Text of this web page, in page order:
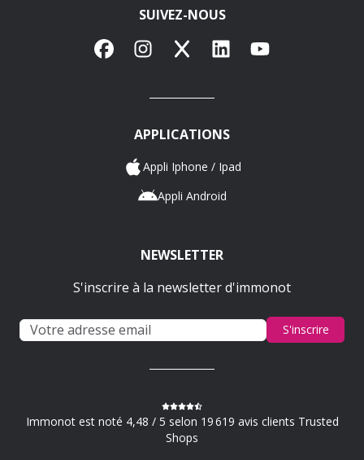
SUIVEZ-NOUS
FacebookInstagram
X LinkedInYouTube
APPLICATIONS
Appli Iphone / Ipad
Appli Android
NEWSLETTER
S'inscrire à la newsletter d'immonot
S'inscrire
Immonot est noté 4,48 / 5 selon 19 619 avis clients Trusted
Shops